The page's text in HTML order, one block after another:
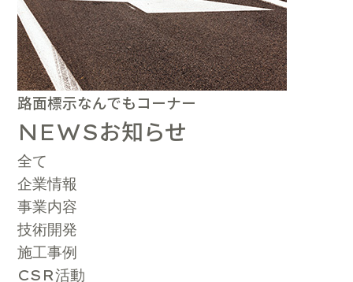
路面標示なんでもコーナー
NEWSお知らせ
全て
企業情報
事業内容
技術開発
施工事例
CSR活動